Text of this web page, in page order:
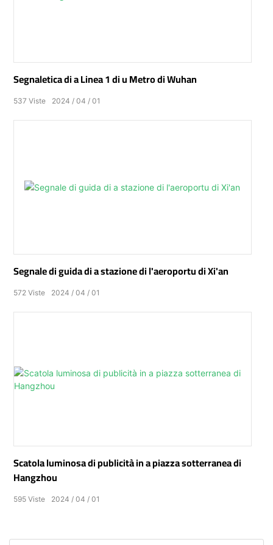
Segnaletica di a Linea 1 di u Metro di Wuhan
2024 04 01
537 Viste
Segnale di guida di a stazione di l'aeroportu di Xi'an
2024 04 01
572 Viste
Scatola luminosa di publicità in a piazza sotterranea di
Hangzhou
2024 04 01
595 Viste